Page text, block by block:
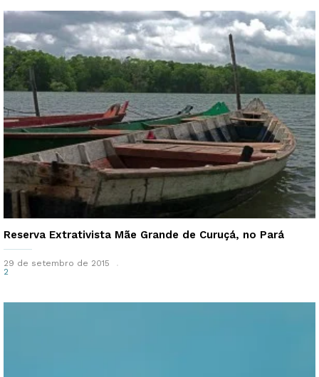
Reserva Extrativista Mãe Grande de Curuçá, no Pará
29 de setembro de 2015
2